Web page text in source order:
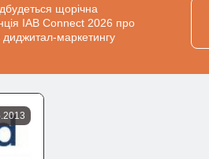
щорічна
IAB Connect 2026 про
диджитал-маркетингу